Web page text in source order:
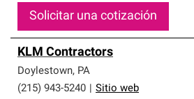
Solicitar una cotización
KLM Contractors
Doylestown, PA
(215) 943-5240
Sitio web